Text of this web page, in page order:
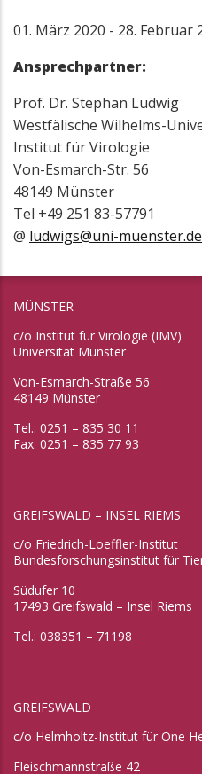
01. März 2020 - 28. Februar
Ansprechpartner:
Prof. Dr. Stephan Ludwig
Westfälische Wilhelms-
Institut für Virologie
Von-Esmarch-Str. 56
48149 Münster
Tel +49 251 83-57791
@ ludwigs@uni-muenster.de
MÜNSTER
c/o Institut für Virologie (IMV)
Universität Münster
Von-Esmarch-Straße 56
48149 Münster
Tel.: 0251 – 835 30 11
Fax: 0251 – 835 77 93
GREIFSWALD – INSEL RIEMS
c/o Friedrich-Loeffler-Institut
Bundesforschungsinstitut für
Südufer 10
17493 Greifswald – Insel Riems
Tel.: 038351 – 71198
GREIFSWALD
c/o Helmholtz-Institut für One
Fleischmannstraße 42